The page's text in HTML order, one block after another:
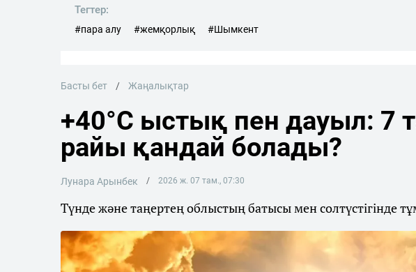
Тегтер:
#пара алу #жемқорлық #Шымкент
Басты бет Жаңалықтар
+40°C ыстық пен дауыл: 7
райы қандай болады?
Лунара Арынбек 2026 ж. 07 там., 07:30
Түнде және таңертең облыстың батысы мен солтүстігінде